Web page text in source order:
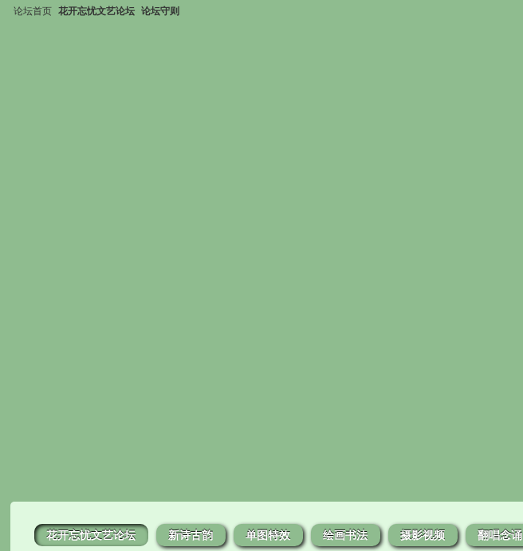
论坛首页 花开忘忧文艺论坛 论坛守则
花开忘忧文艺论坛 新诗古韵 单图特效 绘画书法 摄影视频 翻唱念诵